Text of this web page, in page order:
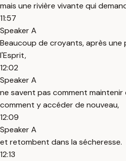
mais une rivière vivante qui
11:57
Speaker A
Beaucoup de croyants, après une
l'Esprit,
12:02
Speaker A
ne savent pas comment
comment y accéder de nouveau,
12:09
Speaker A
et retombent dans la sécheresse.
12:13